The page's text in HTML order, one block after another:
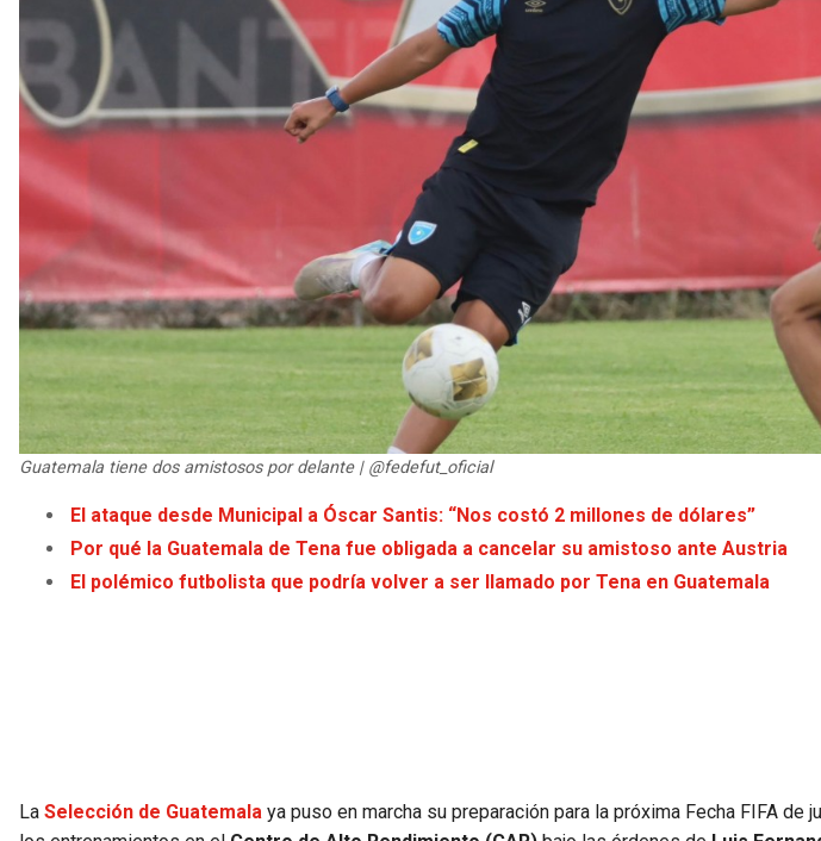
Guatemala tiene dos amistosos por delante | @fedefut_oficial
El ataque desde Municipal a Óscar Santis: “Nos costó 2 millones de dólares”
Por qué la Guatemala de Tena fue obligada a cancelar su amistoso ante Austria
El polémico futbolista que podría volver a ser llamado por Tena en Guatemala
La Selección de Guatemala ya puso en marcha su preparación para la próxima Fecha FIFA